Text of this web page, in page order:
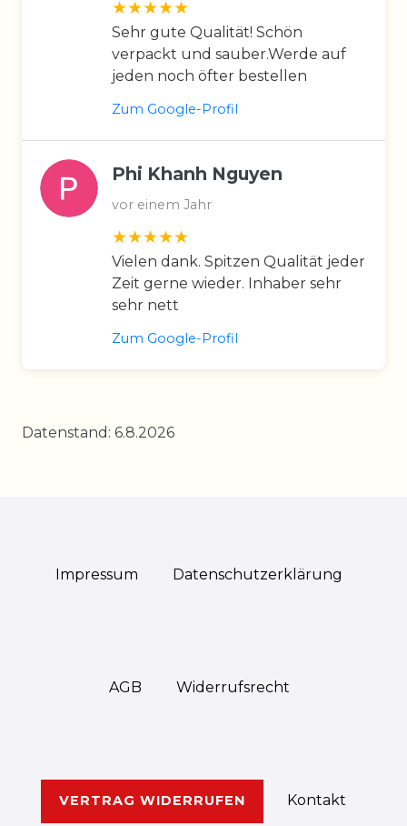
Sehr gute Qualität! Schön
verpackt und sauber.Werde auf
jeden noch öfter bestellen
Zum Google-Profil
Phi Khanh Nguyen
vor einem Jahr
Vielen dank. Spitzen Qualität jeder
Zeit gerne wieder. Inhaber sehr
sehr nett
Zum Google-Profil
Datenstand: 6.8.2026
Impressum Daten­schutz­erklärung
AGB Widerrufs­recht
VERTRAG WIDERRUFEN Kontakt